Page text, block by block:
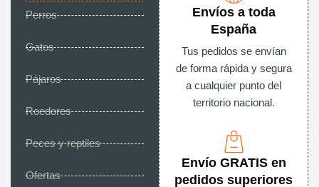
Perros
Gatos
Pájaros
Roedores
Peces y reptiles
Ofertas
Envíos a toda
España
Tus pedidos se envían
de forma rápida y segura
a cualquier punto del
territorio nacional.
Envío GRATIS en
pedidos superiores